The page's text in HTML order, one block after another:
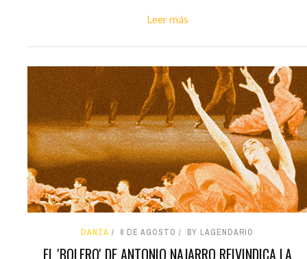
Leer más
DANZA 8 DE AGOSTO BY LAGENDARIO
EL 'BOLERO' DE ANTONIO NAJARRO REIVINDICA LA